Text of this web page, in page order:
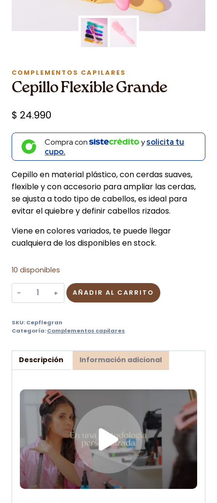
COMPLEMENTOS CAPILARES
Cepillo Flexible Grande
$ 24.990
Compra con ysolicita tu
cupo.
Cepillo en material plástico, con cerdas suaves,
flexible y con accesorio para ampliar las cerdas,
se ajusta a todo tipo de cabellos, es ideal para
evitar el quiebre y definir cabellos rizados.
Viene en colores variados, te puede llegar
cualquiera de los disponibles en stock.
10 disponibles
Cepillo
Flexible
cantidad
AÑADIR AL CARRITO
SKU:Cepflegran
Categoría:Complementos capilares
Descripción Información adicional